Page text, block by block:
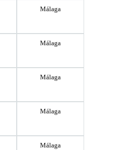
Málaga
Málaga
Málaga
Málaga
Málaga